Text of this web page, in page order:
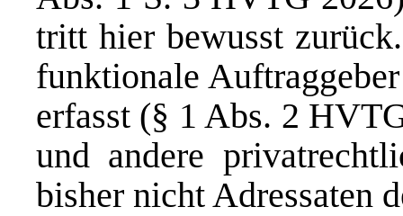
tritt hier bewusst
funktionale
erfasst (§ 1 Abs. 2
und andere
bisher nicht Adressaten